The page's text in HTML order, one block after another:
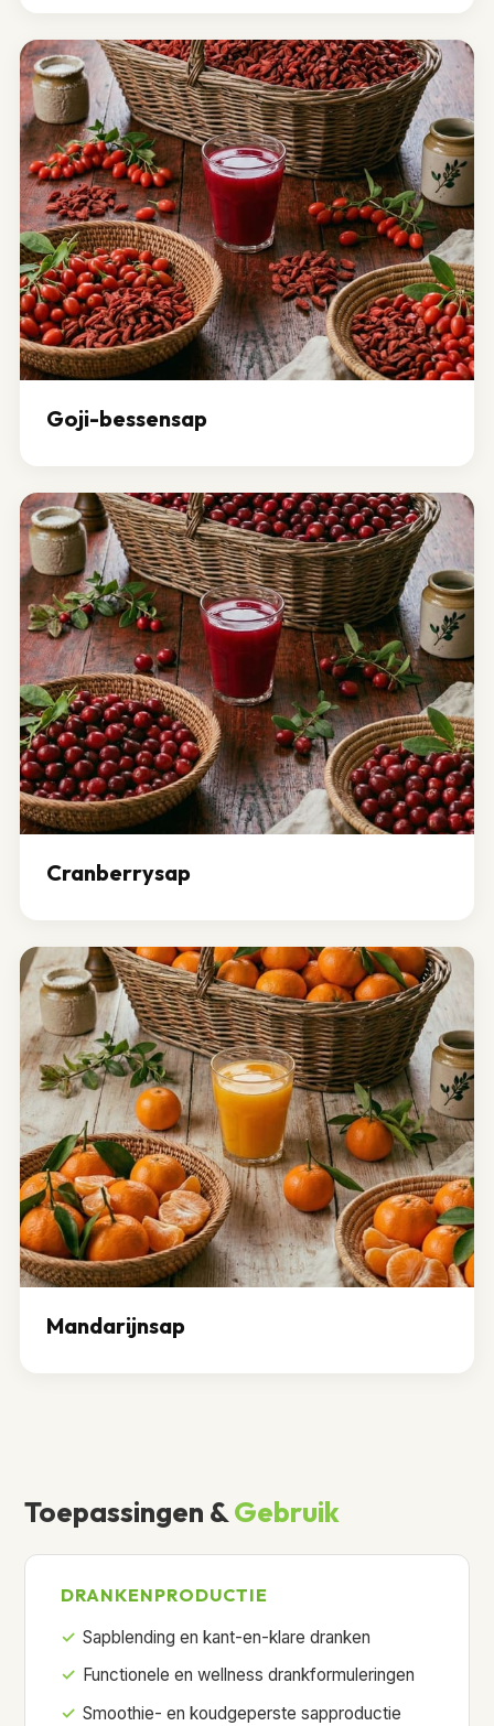
Goji-bessensap
Cranberrysap
Mandarijnsap
Toepassingen &Gebruik
DRANKENPRODUCTIE
Sapblending en kant-en-klare dranken
Functionele en wellness drankformuleringen
Smoothie- en koudgeperste sapproductie